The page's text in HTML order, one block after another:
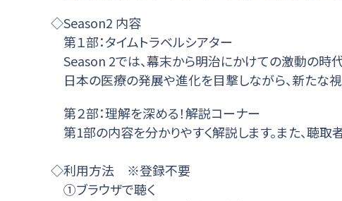
◇Season2 内容
第１部：タイムトラベルシアター
Season 2では、幕末から明治にかけての激動の時
日本の医療の発展や進化を目撃しながら、新たな
第２部：理解を深める！解説コーナー
第1部の内容を分かりやすく解説します。また、聴取
◇利用方法 ※登録不要
①ブラウザで聴く